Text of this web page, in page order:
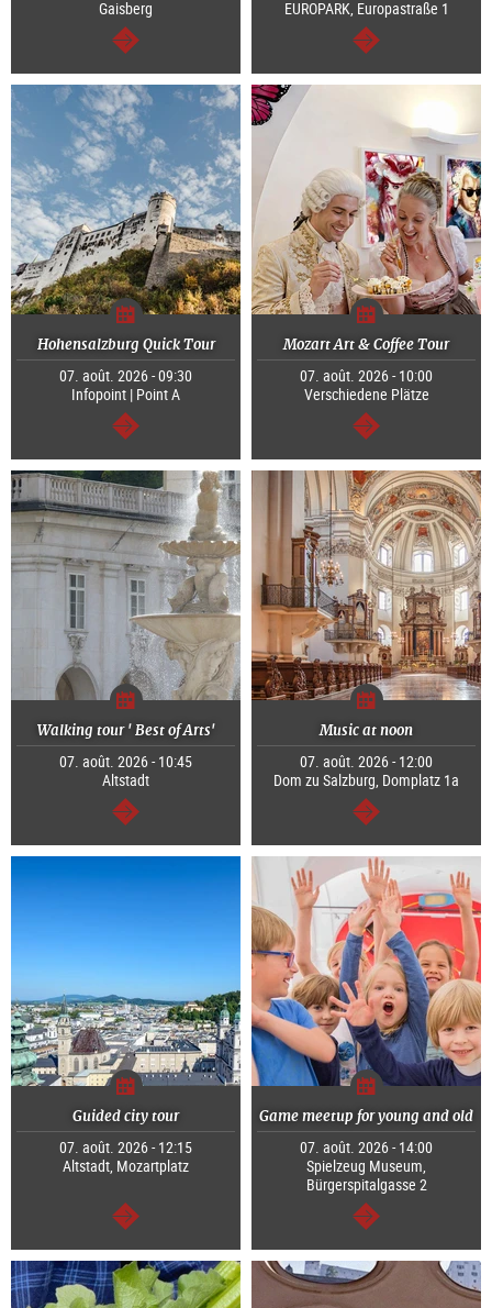
Gaisberg
Continuer
EUROPARK, Europastraße 1
Continuer
Hohensalzburg Quick Tour
07. août. 2026 - 09:30
Infopoint | Point A
Continuer
Mozart Art & Coffee Tour
07. août. 2026 - 10:00
Verschiedene Plätze
Continuer
Walking tour ' Best of Arts'
07. août. 2026 - 10:45
Altstadt
Continuer
Music at noon
07. août. 2026 - 12:00
Dom zu Salzburg, Domplatz 1a
Continuer
Guided city tour
07. août. 2026 - 12:15
Altstadt, Mozartplatz
Continuer
Game meetup for young and old
07. août. 2026 - 14:00
Spielzeug Museum,
Bürgerspitalgasse 2
Continuer